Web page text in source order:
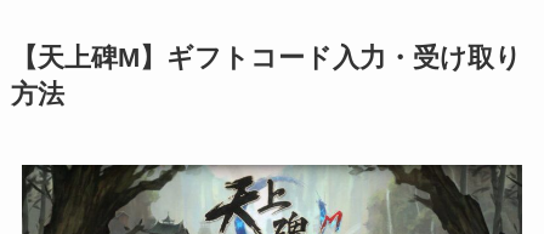
【天上碑M】ギフトコード入力・受け取り
方法